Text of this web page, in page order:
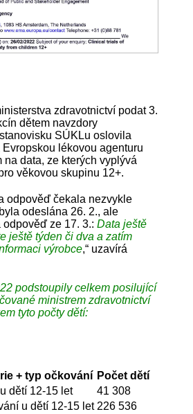
zdravotnictví podat 3.
dětem navzdory
SÚKLu oslovila
Evropskou lékovou agenturu
na data, ze kterých vyplývá
věkovou skupinu 12+.
odpověď čekala nezvykle
odeslána 26. 2., ale
ze 17. 3.: Data ještě
ještě týden či dva a zatím
výrobce,“ uzavírá
podstoupily celkem posilující
ministrem zdravotnictví
tyto počty dětí:
+ typ očkování Počet dětí
dětí 12-15 let
41 308
u dětí 12-15 let 226 536